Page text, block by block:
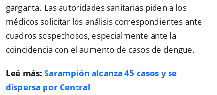
garganta. Las autoridades sanitarias piden a los
médicos solicitar los análisis correspondientes ante
cuadros sospechosos, especialmente ante la
coincidencia con el aumento de casos de dengue.
Leé más:Sarampión alcanza 45 casos y se
dispersa por Central